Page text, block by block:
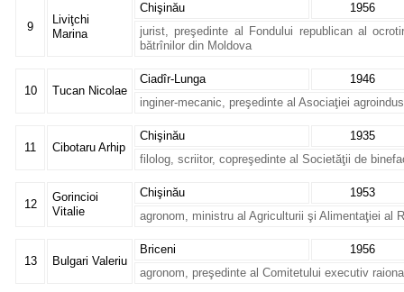
9
Liviţchi
Marina
Chişinău
1956
jurist, preşedinte al Fondului republican al
bătrînilor din Moldova
10 Tucan Nicolae
Ciadîr-Lunga
1946
inginer-mecanic, preşedinte al Asociaţiei
11 Cibotaru Arhip
Chişinău
1935
filolog, scriitor, copreşedinte al Societăţii de
12
Gorincioi
Vitalie
Chişinău
1953
agronom, ministru al Agriculturii şi Alimentaţiei al
13 Bulgari Valeriu
Briceni
1956
agronom, preşedinte al Comitetului executiv